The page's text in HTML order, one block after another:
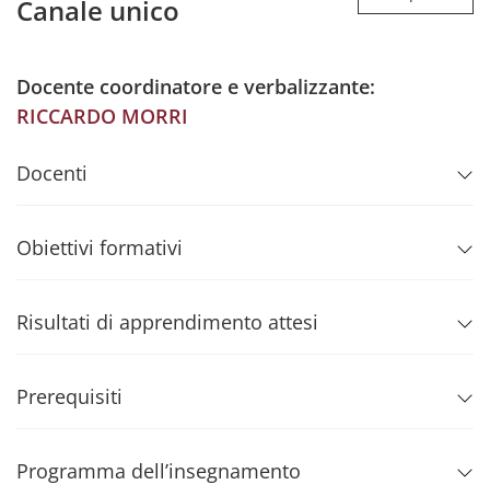
Canale unico
Docente coordinatore e verbalizzante:
RICCARDO MORRI
Docenti
Obiettivi formativi
Risultati di apprendimento attesi
Prerequisiti
Programma dell’insegnamento